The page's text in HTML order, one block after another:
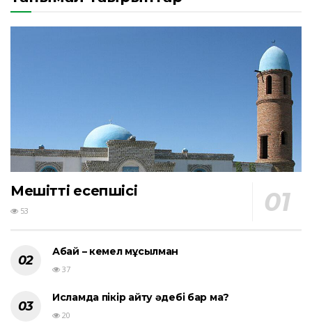
Мешіттің есепшісі
53
Абай – кемел мұсылман
37
Исламда пікір айту әдебі бар ма?
20